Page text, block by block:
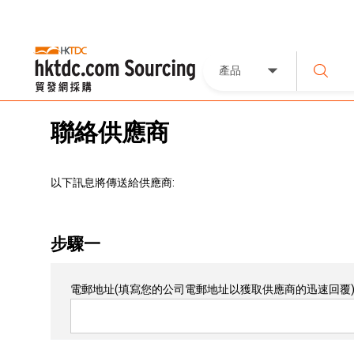
產品
聯絡供應商
以下訊息將傳送給供應商:
步驟一
電郵地址(填寫您的公司電郵地址以獲取供應商的迅速回覆)